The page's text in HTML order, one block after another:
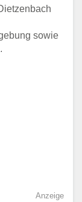
sowie
Anzeige